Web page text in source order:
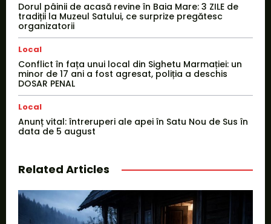
Dorul pâinii de acasă revine în Baia Mare: 3 ZILE de
tradiții la Muzeul Satului, ce surprize pregătesc
organizatorii
Local
Conflict în fața unui local din Sighetu Marmației: un
minor de 17 ani a fost agresat, poliția a deschis
DOSAR PENAL
Local
Anunț vital: întreruperi ale apei în Satu Nou de Sus în
data de 5 august
Related Articles